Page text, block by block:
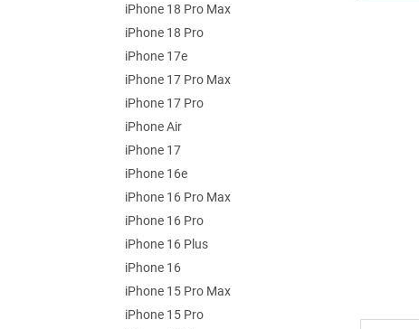
iPhone 18 Pro Max
iPhone 18 Pro
iPhone 17e
iPhone 17 Pro Max
iPhone 17 Pro
iPhone Air
iPhone 17
iPhone 16e
iPhone 16 Pro Max
iPhone 16 Pro
iPhone 16 Plus
iPhone 16
iPhone 15 Pro Max
iPhone 15 Pro